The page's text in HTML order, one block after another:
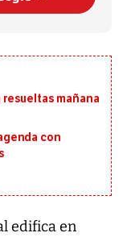
mañana
con
edifica en